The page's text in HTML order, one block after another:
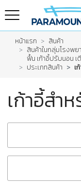
หน้าแรก
สินค้า
สินค้าในกลุ่มโรงพ
ฟื้น เก้าอี้ปรับนอน เ
ประเภทสินค้า
เ
เก้าอี้สำ